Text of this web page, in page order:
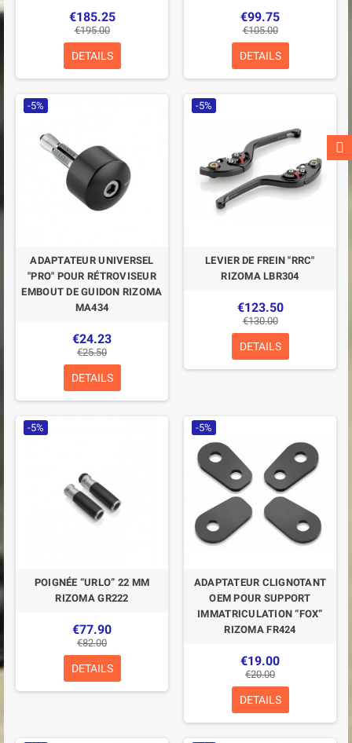
€185.25
€195.00
DETAILS
€99.75
€105.00
DETAILS
-5%
ADAPTATEUR UNIVERSEL
"PRO" POUR RÉTROVISEUR
EMBOUT DE GUIDON RIZOMA
MA434
€24.23
€25.50
DETAILS
-5%
LEVIER DE FREIN "RRC"
RIZOMA LBR304
€123.50
€130.00
DETAILS
-5%
POIGNÉE “URLO” 22 MM
RIZOMA GR222
€77.90
€82.00
DETAILS
-5%
ADAPTATEUR CLIGNOTANT
OEM POUR SUPPORT
IMMATRICULATION “FOX”
RIZOMA FR424
€19.00
€20.00
DETAILS